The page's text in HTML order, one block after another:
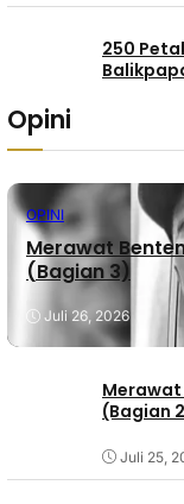
250
Opini
OPINI
Merawat
(Bagian 3)
Juli 26, 2026
Merawat
(Bagian
Juli 25,